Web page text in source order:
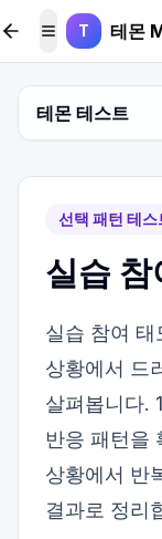
본문 바로가기
메뉴 토글
T 테몬
테몬 테스트
선택 패턴 테스
실습 참
실습 참여 태
상황에서 드
살펴봅니다.
반응 패턴을
상황에서 반
결과로 정리